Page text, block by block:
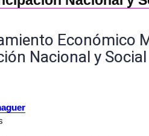
Económico
Nacional y Social